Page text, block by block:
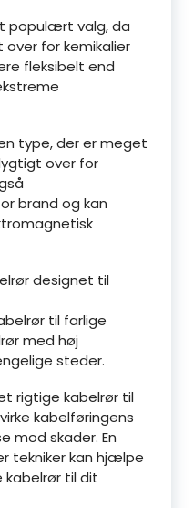
populært valg, da
for kemikalier
fleksibelt end
type, der er meget
over for
brand og kan
designet til
til farlige
med høj
steder.
rigtige kabelrør til
kabelføringens
mod skader. En
tekniker kan hjælpe
til dit